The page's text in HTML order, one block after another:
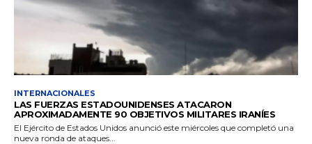
INTERNACIONALES
LAS FUERZAS ESTADOUNIDENSES ATACARON
APROXIMADAMENTE 90 OBJETIVOS MILITARES IRANÍES
El Ejército de Estados Unidos anunció este miércoles que completó una
nueva ronda de ataques...